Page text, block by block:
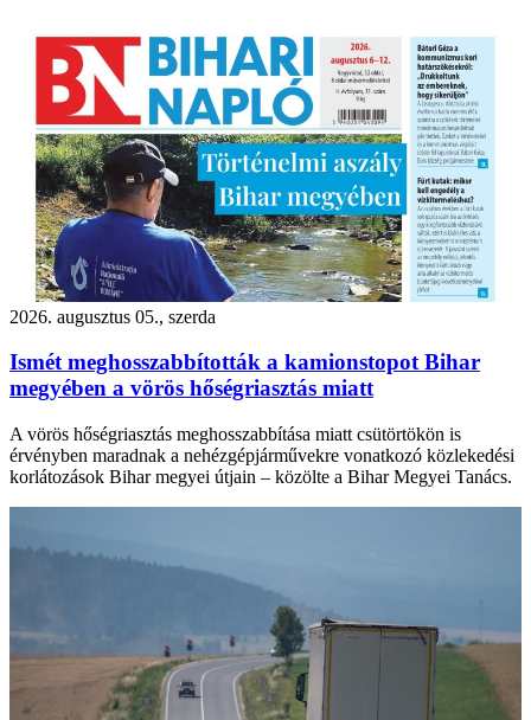
2026. augusztus 05., szerda
Ismét meghosszabbították a kamionstopot Bihar
megyében a vörös hőségriasztás miatt
A vörös hőségriasztás meghosszabbítása miatt csütörtökön is
érvényben maradnak a nehézgépjárművekre vonatkozó közlekedési
korlátozások Bihar megyei útjain – közölte a Bihar Megyei Tanács.